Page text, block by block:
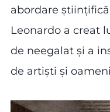
abordare
Leonardo a creat
de neegalat și a
de artiști și